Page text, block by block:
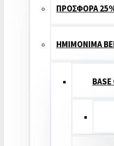
ΠΡΟΣΦΟΡΑ
ΗΜΙΜΟΝΙΜΑ
BASE